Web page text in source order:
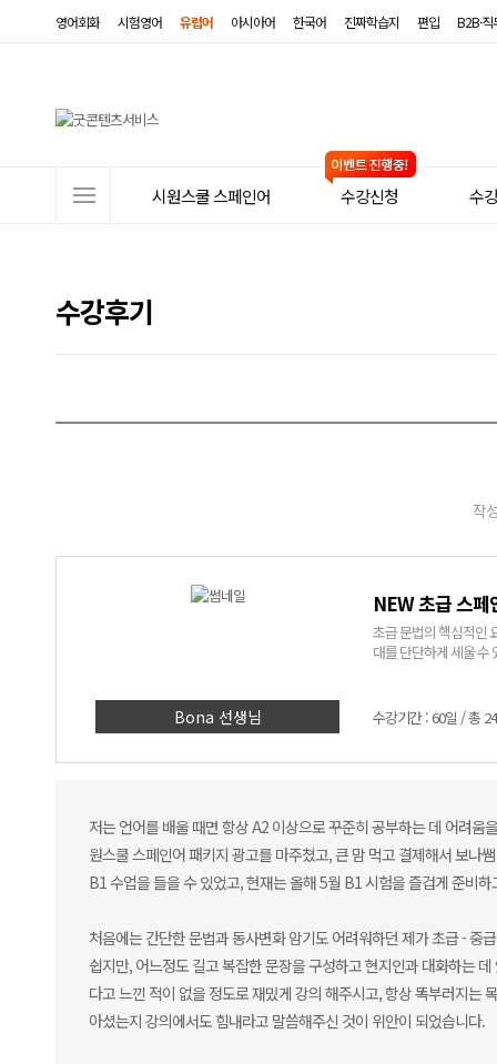
영어회화 시험영어 유럽어 아시아어 한국어 진짜학습지 편입 B2B·
뉴
시원스쿨 스페인어 수강신청 수
수강후기
작
Bona 선생님
NEW 초급 스
초급 문법의 핵심적인
대를 단단하게 세울 수
수강기간 : 60일 / 총
저는 언어를 배울 때면 항상 A2 이상으로 꾸준히 공부하는 데 어려
원스쿨 스페인어 패키지 광고를 마주쳤고, 큰 맘 먹고 결제해서 보
B1 수업을 들을 수 있었고, 현재는 올해 5월 B1 시험을 즐겁게 준비
처음에는 간단한 문법과 동사변화 암기도 어려워하던 제가 초급 - 중
쉽지만, 어느정도 길고 복잡한 문장을 구성하고 현지인과 대화하는
다고 느낀 적이 없을 정도로 재밌게 강의 해주시고, 항상 똑부러지는
아셨는지 강의에서도 힘내라고 말씀해주신 것이 위안이 되었습니다.